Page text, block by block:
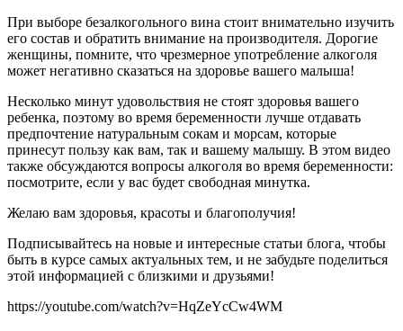
При выборе безалкогольного вина стоит внимательно изучить
его состав и обратить внимание на производителя. Дорогие
женщины, помните, что чрезмерное употребление алкоголя
может негативно сказаться на здоровье вашего малыша!
Несколько минут удовольствия не стоят здоровья вашего
ребенка, поэтому во время беременности лучше отдавать
предпочтение натуральным сокам и морсам, которые
принесут пользу как вам, так и вашему малышу. В этом видео
также обсуждаются вопросы алкоголя во время беременности:
посмотрите, если у вас будет свободная минутка.
Желаю вам здоровья, красоты и благополучия!
Подписывайтесь на новые и интересные статьи блога, чтобы
быть в курсе самых актуальных тем, и не забудьте поделиться
этой информацией с близкими и друзьями!
https://youtube.com/watch?v=HqZeYcCw4WM